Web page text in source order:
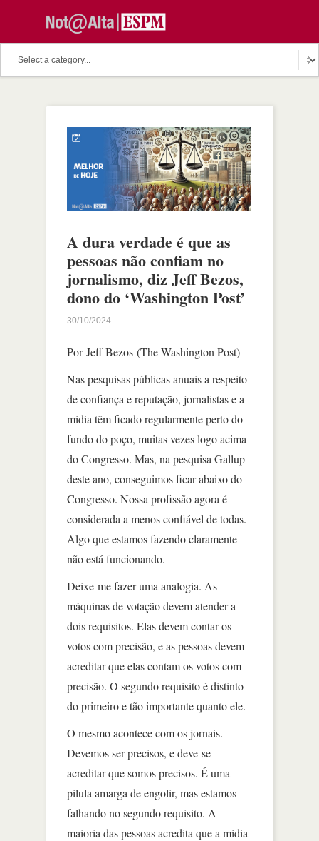
A dura verdade é que as
pessoas não confiam no
jornalismo, diz Jeff Bezos,
dono do ‘Washington Post’
30/10/2024
Por Jeff Bezos (The Washington Post)
Nas pesquisas públicas anuais a respeito
de confiança e reputação, jornalistas e a
mídia têm ficado regularmente perto do
fundo do poço, muitas vezes logo acima
do Congresso. Mas, na pesquisa Gallup
deste ano, conseguimos ficar abaixo do
Congresso. Nossa profissão agora é
considerada a menos confiável de todas.
Algo que estamos fazendo claramente
não está funcionando.
Deixe-me fazer uma analogia. As
máquinas de votação devem atender a
dois requisitos. Elas devem contar os
votos com precisão, e as pessoas devem
acreditar que elas contam os votos com
precisão. O segundo requisito é distinto
do primeiro e tão importante quanto ele.
O mesmo acontece com os jornais.
Devemos ser precisos, e deve-se
acreditar que somos precisos. É uma
pílula amarga de engolir, mas estamos
falhando no segundo requisito. A
maioria das pessoas acredita que a mídia